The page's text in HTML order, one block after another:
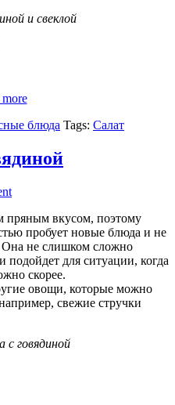
и свеклой
блюда Tags: Салат
пряным вкусом, поэтому
пробует новые блюда и не
Она не слишком сложно
подойдет для ситуации, когда
скорее.
овощи, которые можно
свежие стручки
с говядиной